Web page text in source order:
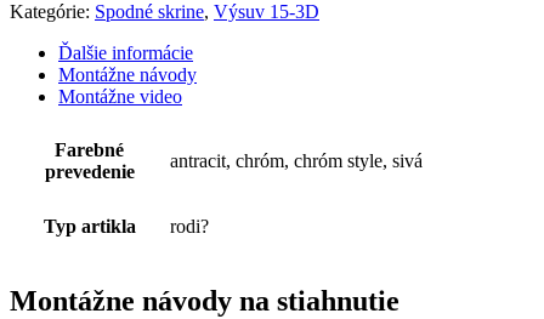
Kategórie: Spodné skrine, Výsuv 15-3D
Ďalšie informácie
Montážne návody
Montážne video
Farebné
prevedenie
antracit, chróm, chróm style, sivá
Typ artikla rodi?
Montážne návody na stiahnutie